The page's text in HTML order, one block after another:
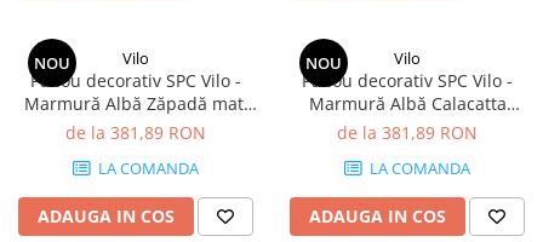
NOU Vilo
Panou decorativ SPC Vilo -
Marmură Albă Zăpadă mat,
600×300×4 mm, 2.34 mp/cutie
de la 381,89 RON
LA COMANDA
ADAUGA IN COS
NOU Vilo
Panou decorativ SPC Vilo -
Marmură Albă Calacatta
lucios, 600×300×4 mm, 2.34
de la 381,89 RON
LA COMANDA
ADAUGA IN COS